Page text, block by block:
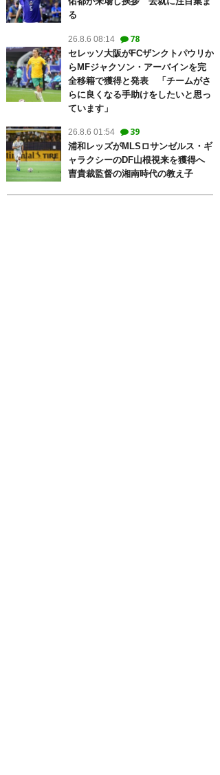
る
26.8.6 08:14 78
セレッソ大阪がFCザンクトパウリか
らMFジャクソン・アーバインを完
全移籍で獲得と発表 「チームがさ
らに良くなる手助けをしたいと思っ
ています」
26.8.6 01:54 39
浦和レッズがMLSロサンゼルス・ギ
ャラクシーのDF山根視来を獲得へ
曺貴裁監督の湘南時代の教え子